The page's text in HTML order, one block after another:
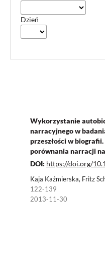
Dzień
Wykorzystanie
narracyjnego w
przeszłości w
porównania narracji
DOI: https://doi.org/
Kaja Kaźmierska, Fritz
122-139
2013-11-30